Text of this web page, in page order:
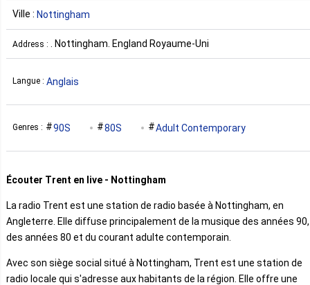
Ville : Nottingham
Address : . Nottingham. England Royaume-Uni
Langue : Anglais
Genres : 90S 80S Adult Contemporary
Écouter Trent en live - Nottingham
La radio Trent est une station de radio basée à Nottingham, en
Angleterre. Elle diffuse principalement de la musique des années 90,
des années 80 et du courant adulte contemporain.
Avec son siège social situé à Nottingham, Trent est une station de
radio locale qui s'adresse aux habitants de la région. Elle offre une